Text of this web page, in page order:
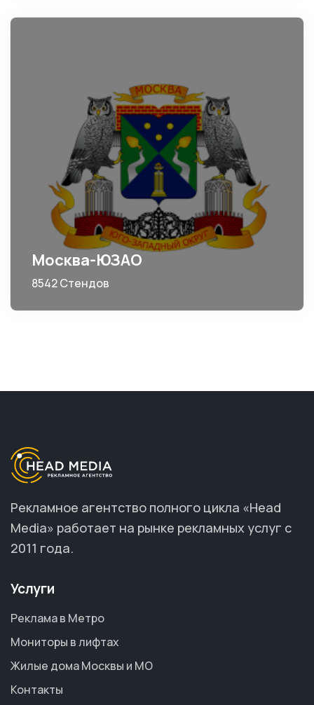
Москва-ЮЗАО
8542 Стендов
Рекламное агентство полного цикла «Head
Media» работает на рынке рекламных услуг с
2011 года.
Услуги
Реклама в Метро
Мониторы в лифтах
Жилые дома Москвы и МО
Контакты